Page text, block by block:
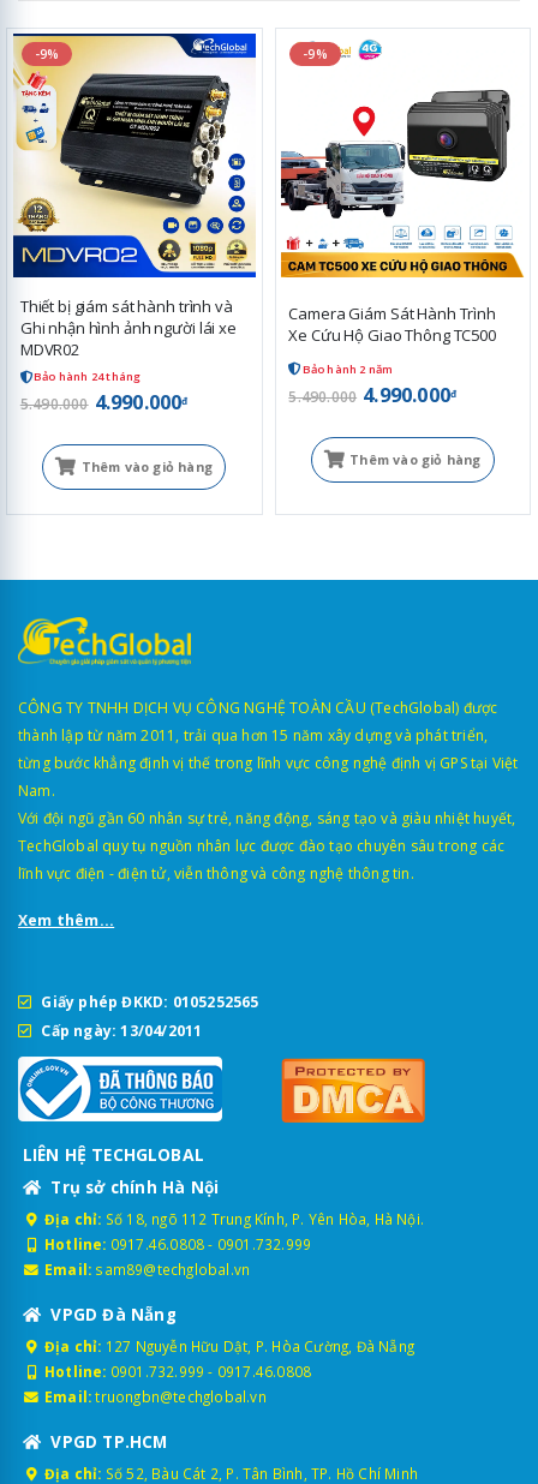
-9%
Thiết bị giám sát hành trình và
Ghi nhận hình ảnh người lái xe
MDVR02
Bảo hành 24 tháng
5.490.000 4.990.000đ
Thêm vào giỏ hàng
-9%
Camera Giám Sát Hành Trình
Xe Cứu Hộ Giao Thông TC500
Bảo hành 2 năm
5.490.000 4.990.000đ
Thêm vào giỏ hàng
CÔNG TY TNHH DỊCH VỤ CÔNG NGHỆ TOÀN CẦU (TechGlobal) được
thành lập từ năm 2011, trải qua hơn 15 năm xây dựng và phát triển,
từng bước khẳng định vị thế trong lĩnh vực công nghệ định vị GPS tại Việt
Nam.
Với đội ngũ gần 60 nhân sự trẻ, năng động, sáng tạo và giàu nhiệt huyết,
TechGlobal quy tụ nguồn nhân lực được đào tạo chuyên sâu trong các
lĩnh vực điện - điện tử, viễn thông và công nghệ thông tin.
Xem thêm...
Giấy phép ĐKKD: 0105252565
Cấp ngày: 13/04/2011
LIÊN HỆ TECHGLOBAL
Trụ sở chính Hà Nội
Địa chỉ: Số 18, ngõ 112 Trung Kính, P. Yên Hòa, Hà Nội.
Hotline: 0917.46.0808- 0901.732.999
Email: sam89@techglobal.vn
VPGD Đà Nẵng
Địa chỉ: 127 Nguyễn Hữu Dật, P. Hòa Cường, Đà Nẵng
Hotline: 0901.732.999 - 0917.46.0808
Email: truongbn@techglobal.vn
VPGD TP.HCM
Địa chỉ: Số 52, Bàu Cát 2, P. Tân Bình, TP. Hồ Chí Minh